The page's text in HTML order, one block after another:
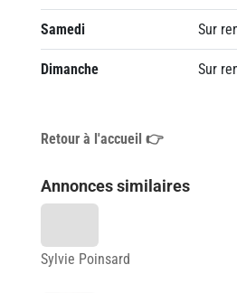
Samedi Sur
Dimanche Sur
Retour à l'accueil 👉
Annonces similaires
Sylvie Poinsard